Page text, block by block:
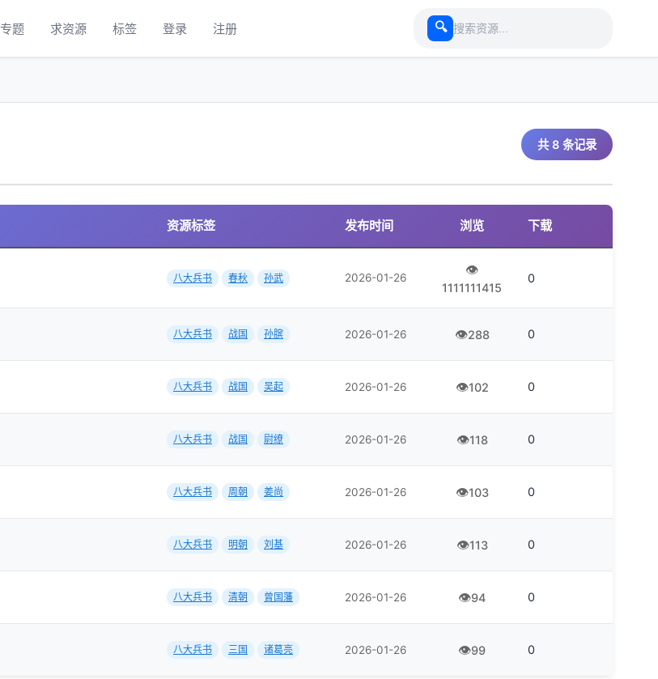
专题 求资源 标签 登录 注册 🔍
共 8 条记录
资源标签 发布时间 浏览 下载
八大兵书 春秋 孙武 2026-01-26
1111111415
0
八大兵书 战国 孙膑 2026-01-26 288 0
八大兵书 战国 吴起 2026-01-26 102 0
八大兵书 战国 尉缭 2026-01-26 118 0
八大兵书 周朝 姜尚 2026-01-26 103 0
八大兵书 明朝 刘基 2026-01-26 113 0
八大兵书 清朝 曾国藩 2026-01-26 94 0
八大兵书 三国 诸葛亮 2026-01-26 99 0